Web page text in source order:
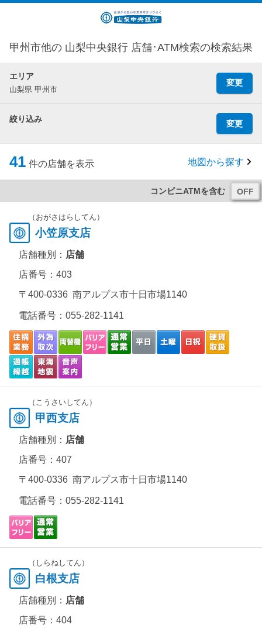
甲州市他の 山梨中央銀行 店舗･ATM検索の検索結果
エリア
山梨県 甲州市
変更
絞り込み 変更
41 件の店舗を表示 地図から探す
コンビニATMを含む
（おがさはらしてん）
小笠原支店
店舗種別： 店舗
店番号：403
〒400-0336 南アルプス市十日市場1140
電話番号： 055-282-1141
（こうさいしてん）
甲西支店
店舗種別： 店舗
店番号：407
〒400-0336 南アルプス市十日市場1140
電話番号： 055-282-1141
（しらねしてん）
白根支店
店舗種別： 店舗
店番号：404